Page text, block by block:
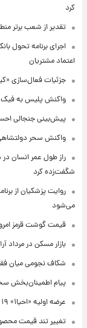
کرد
تقدیر از شعب برتر
اجرای برنامه تحول
اعتماد مشتریان
جزئیات فعال‌سازی
واکنش پلیس به فیک
پیش‌بینی جنجالی
واکنش سحر
شگفت‌زده کرد
روایت پزشکیان از
می‌شود
قیمت گوشت قرمز امروز پنجشنبه ۱۵
بازار مسکن در مرداد
شکاف نجومی میان
پیام اطمینان‌بخش
عرضه اولیه «احیا۱» ۱۹ مرداد در فرابورس